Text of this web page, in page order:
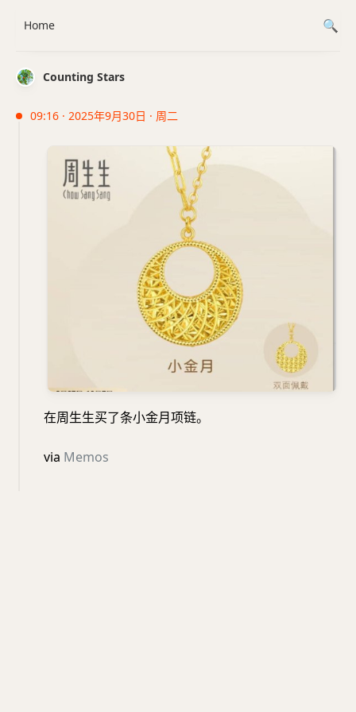
Counting Stars
09:16 · 2025年9月30日 · 周二
在周生生买了条小金月项链。
via Memos
Home